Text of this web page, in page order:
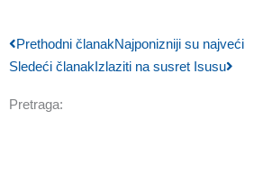
Prev
Prethodni članakNajponizniji su najveći
Sledeći članakIzlaziti na susret Isusu
Next
Pretraga: